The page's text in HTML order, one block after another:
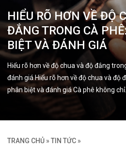
HIỂU RÕ HƠN VỀ ĐỘ
ĐẮNG TRONG CÀ
BIỆT VÀ ĐÁNH GIÁ
Hiểu rõ hơn về độ chua và độ đắng
đánh giá Hiểu rõ hơn về độ chua và độ
phân biệt và đánh giá Cà phê không chỉ…
TRANG CHỦ » TIN TỨC »